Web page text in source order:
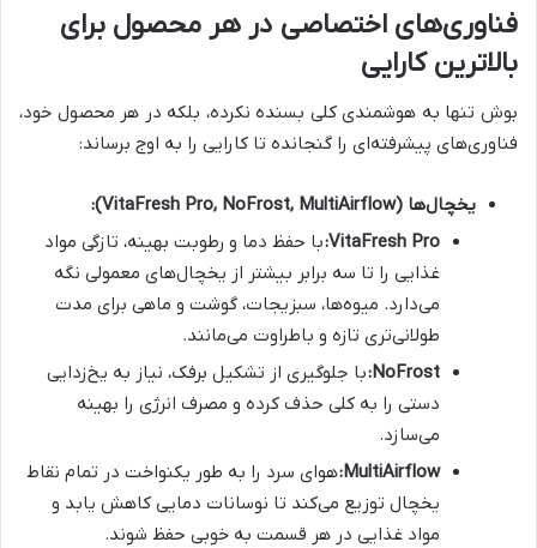
فناوری‌های اختصاصی در هر محصول برای
بالاترین کارایی
بوش تنها به هوشمندی کلی بسنده نکرده، بلکه در هر محصول خود،
فناوری‌های پیشرفته‌ای را گنجانده تا کارایی را به اوج برساند:
یخچال‌ها (VitaFresh Pro, NoFrost, MultiAirflow):
VitaFresh Pro: با حفظ دما و رطوبت بهینه، تازگی مواد
غذایی را تا سه برابر بیشتر از یخچال‌های معمولی نگه
می‌دارد. میوه‌ها، سبزیجات، گوشت و ماهی برای مدت
طولانی‌تری تازه و باطراوت می‌مانند.
NoFrost: با جلوگیری از تشکیل برفک، نیاز به یخ‌زدایی
دستی را به کلی حذف کرده و مصرف انرژی را بهینه
می‌سازد.
MultiAirflow: هوای سرد را به طور یکنواخت در تمام نقاط
یخچال توزیع می‌کند تا نوسانات دمایی کاهش یابد و
مواد غذایی در هر قسمت به خوبی حفظ شوند.